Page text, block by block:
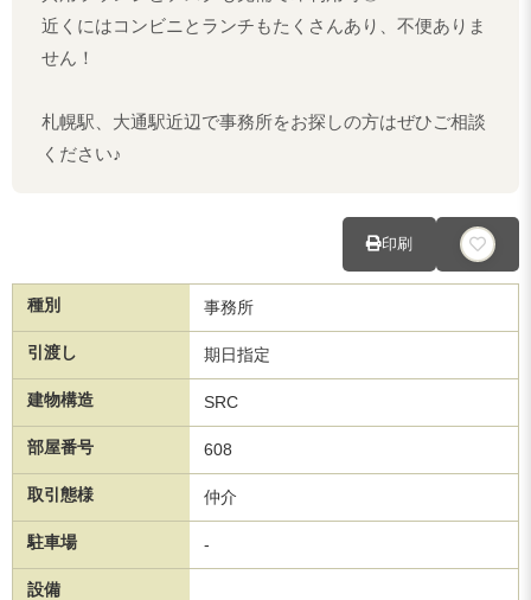
近くにはコンビニとランチもたくさんあり、不便ありま
せん！
札幌駅、大通駅近辺で事務所をお探しの方はぜひご相談
ください♪
印刷
種別 事務所
引渡し 期日指定
建物構造 SRC
部屋番号 608
取引態様 仲介
駐車場 -
設備